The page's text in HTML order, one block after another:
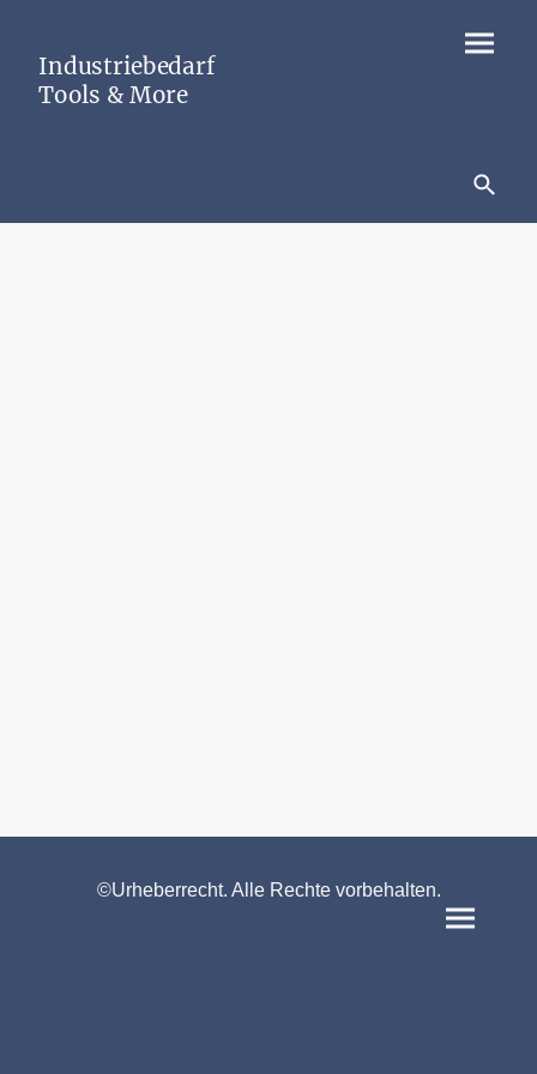
Industriebedarf
Tools & More
©Urheberrecht. Alle Rechte vorbehalten.